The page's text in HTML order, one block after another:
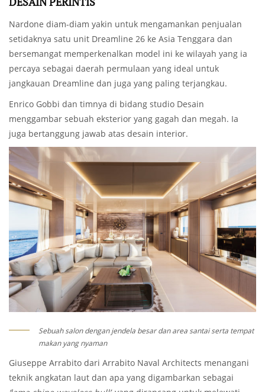
Nardone diam-diam yakin untuk mengamankan penjualan
setidaknya satu unit Dreamline 26 ke Asia Tenggara dan
bersemangat memperkenalkan model ini ke wilayah yang ia
percaya sebagai daerah permulaan yang ideal untuk
jangkauan Dreamline dan juga yang paling terjangkau.
Enrico Gobbi dan timnya di bidang studio Desain
menggambar sebuah eksterior yang gagah dan megah. Ia
juga bertanggung jawab atas desain interior.
Sebuah salon dengan jendela besar dan area santai serta tempat
makan yang nyaman
Giuseppe Arrabito dari Arrabito Naval Architects menangani
teknik angkatan laut dan apa yang digambarkan sebagai